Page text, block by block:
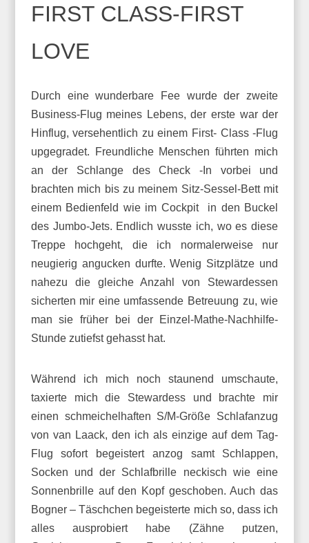
FIRST CLASS-FIRST
LOVE
Durch eine wunderbare Fee wurde der zweite
Business-Flug meines Lebens, der erste war der
Hinflug, versehentlich zu einem First- Class -Flug
upgegradet. Freundliche Menschen führten mich
an der Schlange des Check -In vorbei und
brachten mich bis zu meinem Sitz-Sessel-Bett mit
einem Bedienfeld wie im Cockpit in den Buckel
des Jumbo-Jets. Endlich wusste ich, wo es diese
Treppe hochgeht, die ich normalerweise nur
neugierig angucken durfte. Wenig Sitzplätze und
nahezu die gleiche Anzahl von Stewardessen
sicherten mir eine umfassende Betreuung zu, wie
man sie früher bei der Einzel-Mathe-Nachhilfe-
Stunde zutiefst gehasst hat.
Während ich mich noch staunend umschaute,
taxierte mich die Stewardess und brachte mir
einen schmeichelhaften S/M-Größe Schlafanzug
von van Laack, den ich als einzige auf dem Tag-
Flug sofort begeistert anzog samt Schlappen,
Socken und der Schlafbrille neckisch wie eine
Sonnenbrille auf den Kopf geschoben. Auch das
Bogner – Täschchen begeisterte mich so, dass ich
alles ausprobiert habe (Zähne putzen,